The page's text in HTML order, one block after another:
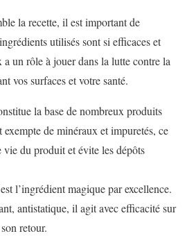
la recette, il est important de
utilisés sont si efficaces et
a un rôle à jouer dans la lutte contre la
vos surfaces et votre santé.
la base de nombreux produits
de minéraux et impuretés, ce
du produit et évite les dépôts
l’ingrédient magique par excellence.
antistatique, il agit avec efficacité sur
retour.